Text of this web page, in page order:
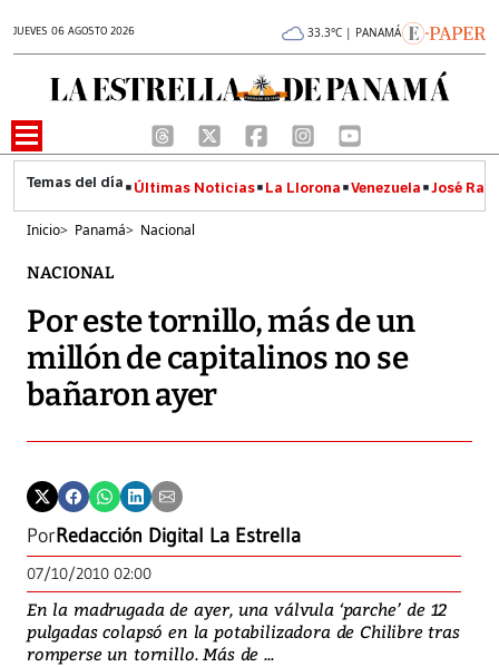
JUEVES 06 AGOSTO 2026 33.3°C | PANAMÁ
Últimas Noticias La Llorona Venezuela José
Inicio> Panamá> Nacional
NACIONAL
Por este tornillo, más de un
millón de capitalinos no se
bañaron ayer
PorRedacción Digital La Estrella
07/10/2010 02:00
En la madrugada de ayer, una válvula ‘parche’ de 12
pulgadas colapsó en la potabilizadora de Chilibre tras
romperse un tornillo. Más de ...